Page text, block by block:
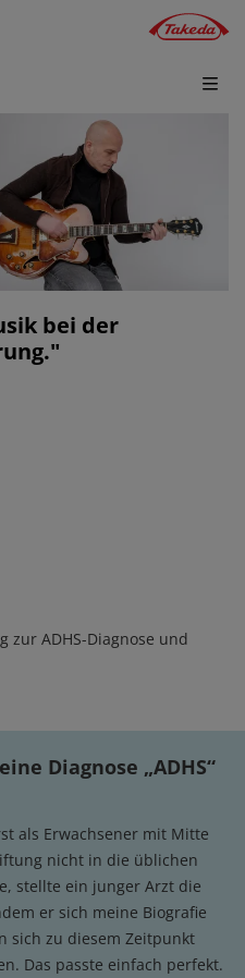
bei der
zur ADHS-Diagnose und
Diagnose „ADHS“
als Erwachsener mit Mitte
nicht in die üblichen
stellte ein junger Arzt die
er sich meine Biografie
sich zu diesem Zeitpunkt
Das passte einfach perfekt.